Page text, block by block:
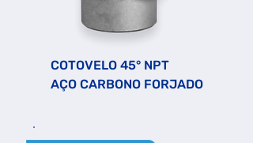
COTOVELO 45° NPT
AÇO CARBONO FORJADO